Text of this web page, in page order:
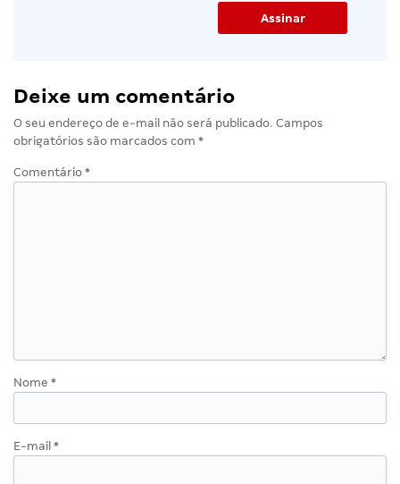
Deixe um comentário
O seu endereço de e-mail não será publicado. Campos
obrigatórios são marcados com *
Comentário *
Nome *
E-mail *